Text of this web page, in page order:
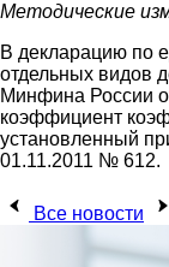
Методические
В декларацию по
отдельных видов
Минфина России
коэффициент
установленный
01.11.2011 № 612.
Все новости